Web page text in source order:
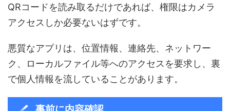
QRコードを読み取るだけであれば、権限はカメラ
アクセスしか必要ないはずです。
悪質なアプリは、位置情報、連絡先、ネットワー
ク、ローカルファイル等へのアクセスを要求し、裏
で個人情報を流していることがあります。